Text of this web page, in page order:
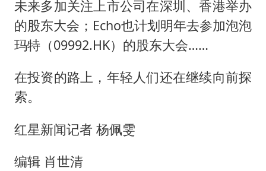
未来多加关注上市公司在深圳、香港举办
的股东大会；Echo也计划明年去参加泡泡
玛特（09992.HK）的股东大会……
在投资的路上，年轻人们还在继续向前探
索。
红星新闻记者 杨佩雯
编辑 肖世清